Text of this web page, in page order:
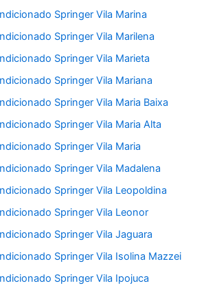
Springer Vila Marina
Springer Vila Marilena
Springer Vila Marieta
Springer Vila Mariana
Springer Vila Maria Baixa
Springer Vila Maria Alta
Springer Vila Maria
Springer Vila Madalena
Springer Vila Leopoldina
Springer Vila Leonor
Springer Vila Jaguara
Springer Vila Isolina Mazzei
Springer Vila Ipojuca